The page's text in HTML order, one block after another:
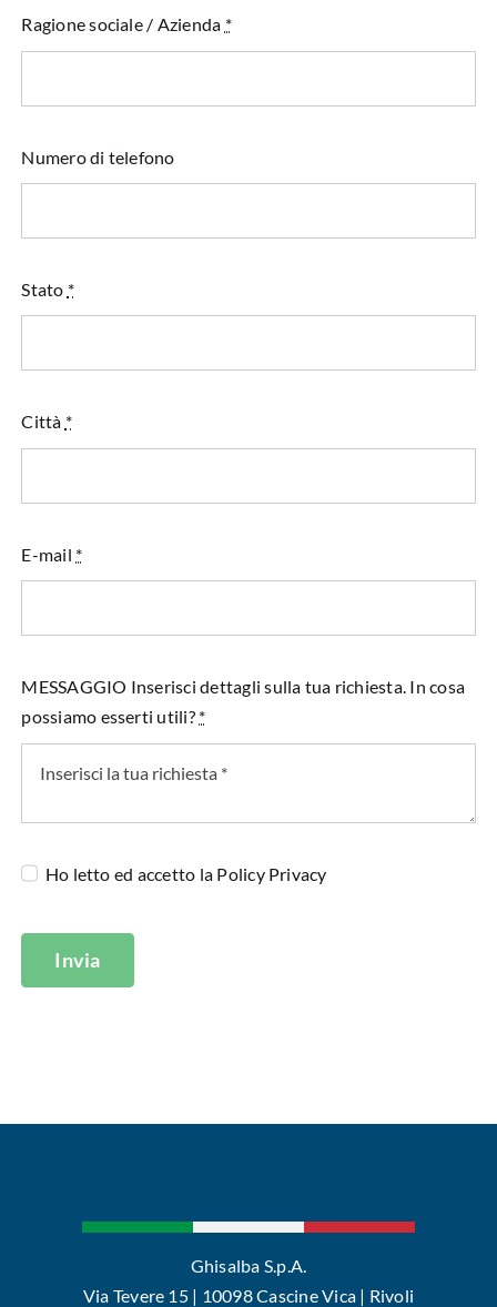
Ragione sociale / Azienda *
Numero di telefono
Stato *
Città *
E-mail *
MESSAGGIO Inserisci dettagli sulla tua richiesta. In cosa
possiamo esserti utili? *
Ho letto ed accetto la Policy Privacy
Invia
Ghisalba S.p.A.
Via Tevere 15 | 10098 Cascine Vica | Rivoli